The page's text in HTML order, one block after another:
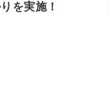
を実施！